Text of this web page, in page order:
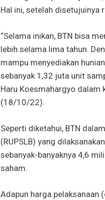
Hal ini, setelah disetujuinya
“Selama inikan, BTN bisa
lebih selama lima tahun.
mampu menyediakan
sebanyak 1,32 juta unit
Haru Koesmahargyo dalam
(18/10/22).
Seperti diketahui, BTN
(RUPSLB) yang
sebanyak-banyaknya 4,6
saham.
Adapun harga pelaksanaan